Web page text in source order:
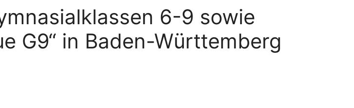
6-9 sowie
G9“ in Baden-Württemberg